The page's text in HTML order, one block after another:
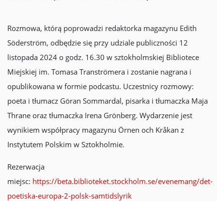
Rozmowa, którą poprowadzi redaktorka magazynu Edith
Söderström, odbędzie się przy udziale publiczności 12
listopada 2024 o godz. 16.30 w sztokholmskiej Bibliotece
Miejskiej im. Tomasa Tranströmera i zostanie nagrana i
opublikowana w formie podcastu. Uczestnicy rozmowy:
poeta i tłumacz Göran Sommardal, pisarka i tłumaczka Maja
Thrane oraz tłumaczka Irena Grönberg. Wydarzenie jest
wynikiem współpracy magazynu Örnen och Kråkan z
Instytutem Polskim w Sztokholmie.
Rezerwacja
miejsc: https://beta.biblioteket.stockholm.se/evenemang/det-
poetiska-europa-2-polsk-samtidslyrik